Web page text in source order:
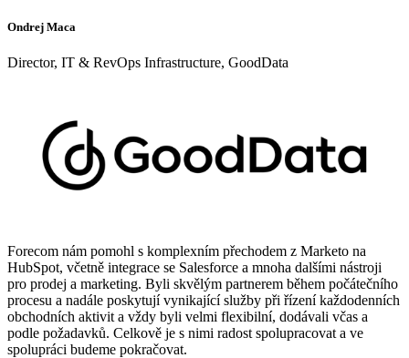
Ondrej Maca
Director, IT & RevOps Infrastructure, GoodData
Forecom nám pomohl s komplexním přechodem z Marketo na
HubSpot, včetně integrace se Salesforce a mnoha dalšími nástroji
pro prodej a marketing. Byli skvělým partnerem během počátečního
procesu a nadále poskytují vynikající služby při řízení každodenních
obchodních aktivit a vždy byli velmi flexibilní, dodávali včas a
podle požadavků. Celkově je s nimi radost spolupracovat a ve
spolupráci budeme pokračovat.